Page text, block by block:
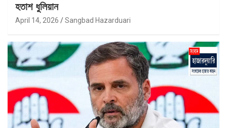
হতাশ ধুলিয়ান
April 14, 2026 Sangbad Hazarduari